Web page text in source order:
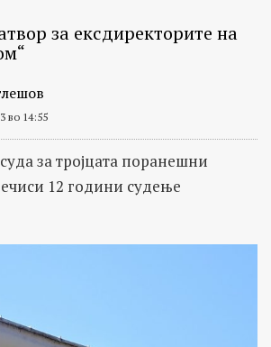
за ексдиректорите на
во 14:55
за тројцата поранешни
12 години судење